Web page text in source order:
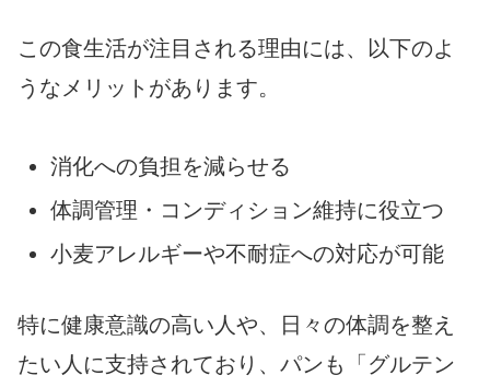
この食生活が注目される理由には、以下のよ
うなメリットがあります。
消化への負担を減らせる
体調管理・コンディション維持に役立つ
小麦アレルギーや不耐症への対応が可能
特に健康意識の高い人や、日々の体調を整え
たい人に支持されており、パンも「グルテン